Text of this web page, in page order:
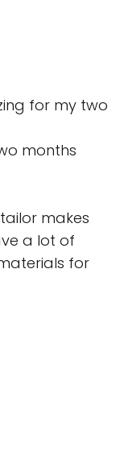
for my two
months
makes
a lot of
for